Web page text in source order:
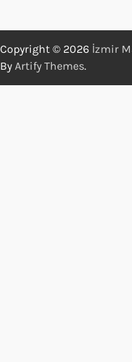
Copyright © 2026 İzmir
By Artify Themes.